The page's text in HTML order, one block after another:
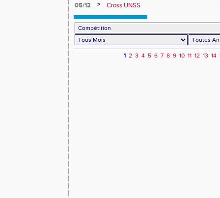
05/12
> Cross UNSS
1 2 3 4 5 6 7 8 9 10 11 12 13 14